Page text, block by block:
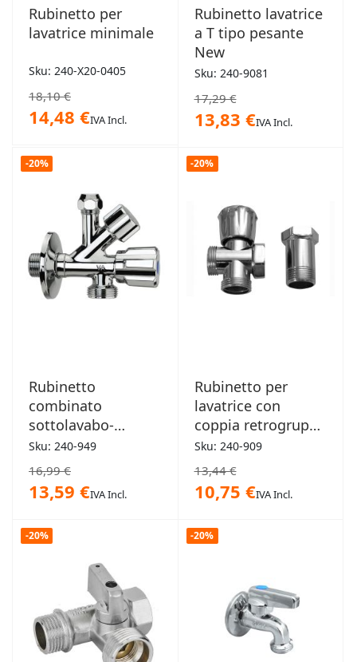
Rubinetto per
lavatrice minimale
Sku: 240-X20-0405
18,10 €
14,48 €IVA Incl.
Rubinetto lavatrice
a T tipo pesante
New
Sku: 240-9081
17,29 €
13,83 €IVA Incl.
-20%
Rubinetto
combinato
sottolavabo-
lavatrice VA
Albertoni
Sku: 240-949
16,99 €
13,59 €IVA Incl.
-20%
Rubinetto per
lavatrice con
coppia retrogruppo
Itap
Sku: 240-909
13,44 €
10,75 €IVA Incl.
-20% -20%